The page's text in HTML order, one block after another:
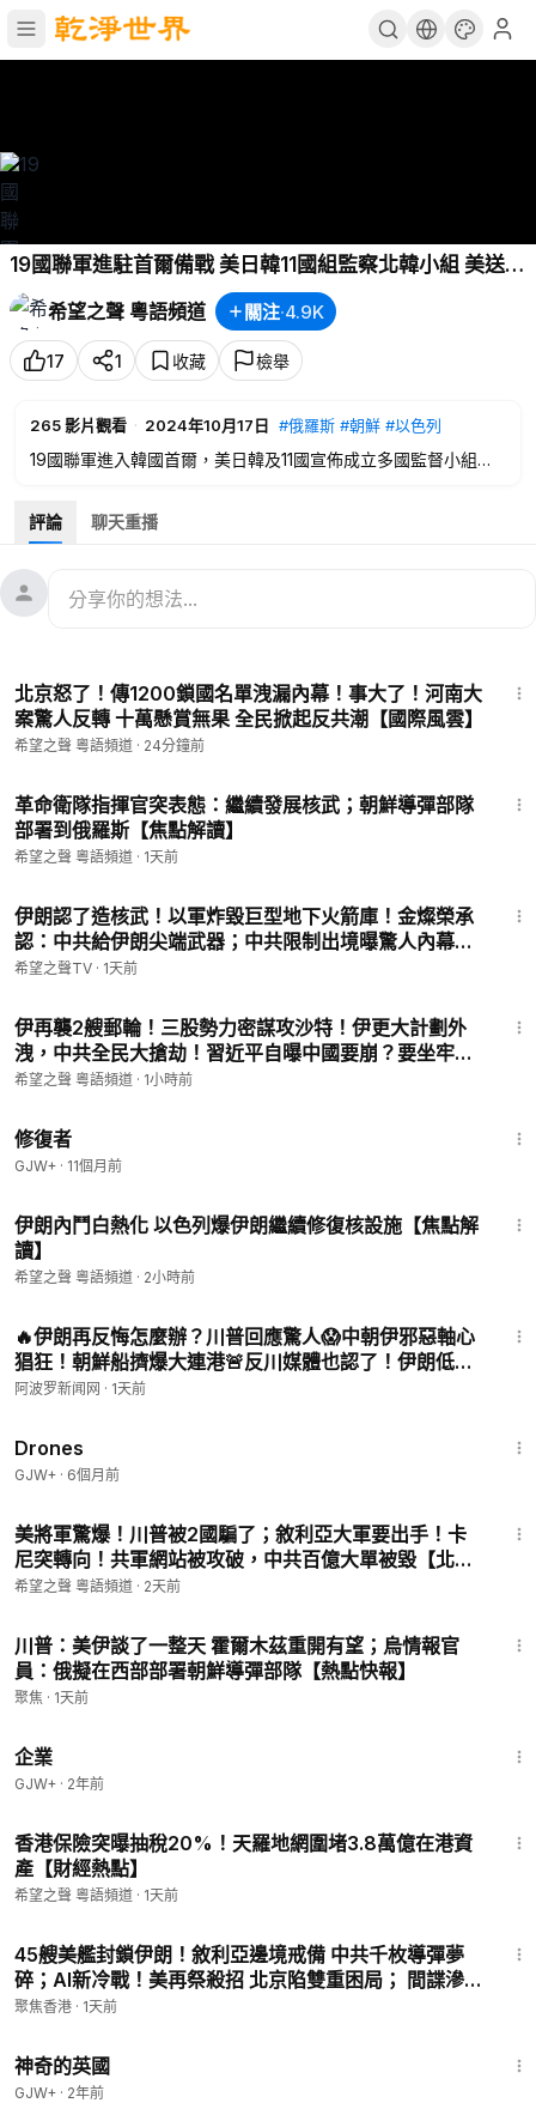
19國聯軍進駐首爾備戰 美日韓11國組監察北韓小組 美送南
韓500顆鑽地彈；美開放多國基地北部包圍伊朗 中共掩護
真主黨向以開炮 主播：魏凌⁩【希望之聲粵語頻道-北美快
報】
希望之聲 粵語頻道 關注·4.9K
17 1 收藏 檢舉
265影片觀看 · 2024年10月17日 #俄羅斯 #朝鮮 #以色列
19國聯軍進入韓國首爾，美日韓及11國宣佈成立多國監督小組，
變，美國開放4國基地包圍伊朗北部，保護
動。
Source: Reuters
韓500顆鑽地彈
06:35美開放多國基地北部包圍伊朗 中共掩護真主黨向以開炮
11:41沃爾茲力推賀錦麗農村政策 馬斯克再赴賓州演講助川普
——————————————
💟捐助我們 ► https://donorbox.org/soh-tv-2
（訂閱我們的新聞）
🚗捐車網址 ►https://donatecarsoh.org☎️捐車熱線：855-
578-0088
㊙️爆料郵箱 ►
sohtv99@gmail.com
————————————
希望之聲時事熱點粵語新聞頻道，隨時為您提供香港與中國大陸
播節目，為您更新香港局勢最新動態。
位於美國舊金山。我們通過短波和網際網路向中國大陸播出節
目，傳遞真實的訊息，並通過廣播、網際網路、手機應用等多媒
體組合，以普通話、粵語向美國、澳洲等地播出節目。
感謝您對華人公益媒體的支持！
評論 聊天重播
北京怒了！傳1200鎖國名單洩漏內幕！事大了！河南大
案驚人反轉 十萬懸賞無果 全民掀起反共潮【國際風雲】
希望之聲 粵語頻道 · 24分鐘前
革命衛隊指揮官突表態：繼續發展核武；朝鮮導彈部隊
部署到俄羅斯【焦點解讀】
希望之聲 粵語頻道 · 1天前
伊朗認了造核武！以軍炸毀巨型地下火箭庫！金燦榮承
認：中共給伊朗尖端武器；中共限制出境曝驚人內幕；
朝鮮導彈部隊秘入俄國【北美新聞】
希望之聲TV · 1天前
伊再襲2艘郵輪！三股勢力密謀攻沙特！伊更大計劃外
洩，中共全民大搶劫！習近平自曝中國要崩？要坐牢？
福西真慌了；川普重磅發令！斷絕來美生寶兒【北美快
希望之聲 粵語頻道 · 1小時前
修復者
GJW+ · 11個月前
伊朗內鬥白熱化 以色列爆伊朗繼續修復核設施【焦點解
讀】
希望之聲 粵語頻道 · 2小時前
🔥伊朗再反悔怎麼辦？川普回應驚人😱中朝伊邪惡軸心
猖狂！朝鮮船擠爆大連港🚨反川媒體也認了！伊朗低頭
⚡️明天宣布！美伊傳來大消息💥美軍打伊朗彈藥快打
阿波罗新闻网 · 1天前
Drones
GJW+ · 6個月前
美將軍驚爆！川普被2國騙了；敘利亞大軍要出手！卡
尼突轉向！共軍網站被攻破，中共百億大單被毀【北美
快報】
希望之聲 粵語頻道 · 2天前
川普：美伊談了一整天 霍爾木茲重開有望；烏情報官
員：俄擬在西部部署朝鮮導彈部隊【熱點快報】
聚焦 · 1天前
企業
GJW+ · 2年前
香港保險突曝抽稅20%！天羅地網圍堵3.8萬億在港資
產【財經熱點】
希望之聲 粵語頻道 · 1天前
45艘美艦封鎖伊朗！敘利亞邊境戒備 中共千枚導彈夢
碎；AI新冷戰！美再祭殺招 北京陷雙重困局； 間諜滲透
美國後院？盧比奧驚曝中共據點【今日看點】
聚焦香港 · 1天前
神奇的英國
GJW+ · 2年前